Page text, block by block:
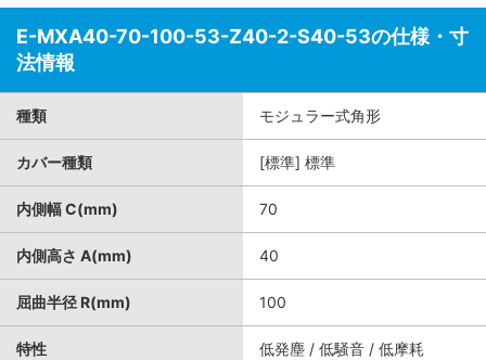
E-MXA40-70-100-53-Z40-2-S40-53の仕様・寸
法情報
種類 モジュラー式角形
カバー種類 [標準] 標準
内側幅 C(mm) 70
内側高さ A(mm) 40
屈曲半径 R(mm) 100
特性 低発塵 / 低騒音 / 低摩耗